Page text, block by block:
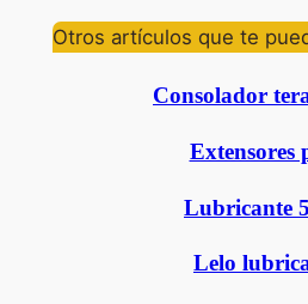
Otros artículos que te
Consolador
Extensores
Lubricante
Lelo